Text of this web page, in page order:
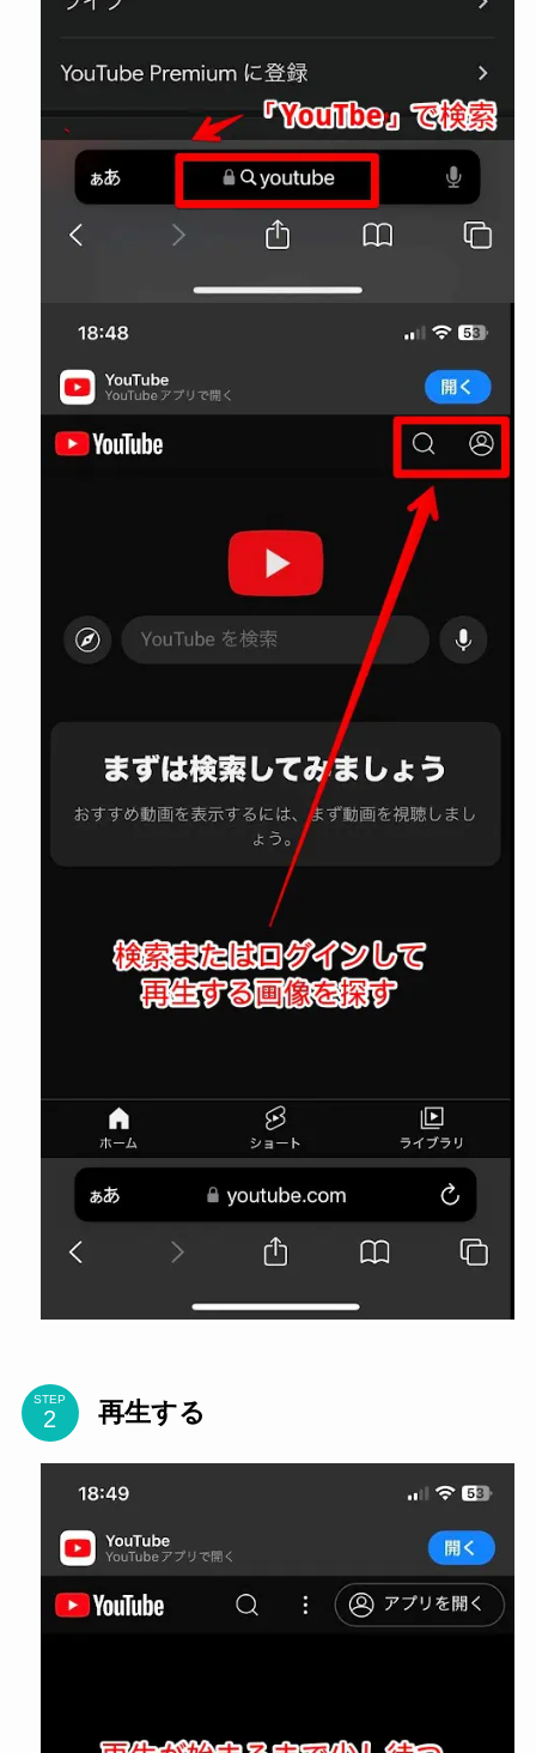
STEP 再生する